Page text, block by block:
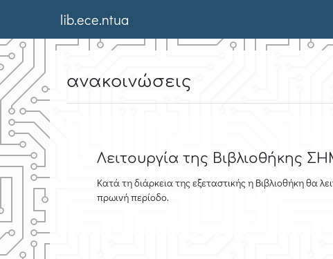
lib.ece.ntua
ανακοινώσεις
Λειτουργία της Βιβλιοθήκης
Κατά τη διάρκεια της εξεταστικής η Βιβλιοθήκη θα
πρωινή περίοδο.